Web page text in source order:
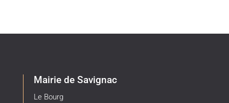
Mairie de Savignac
Le Bourg